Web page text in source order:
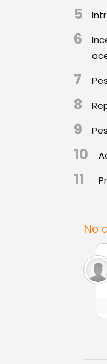
5
6
7
8
9
10
11